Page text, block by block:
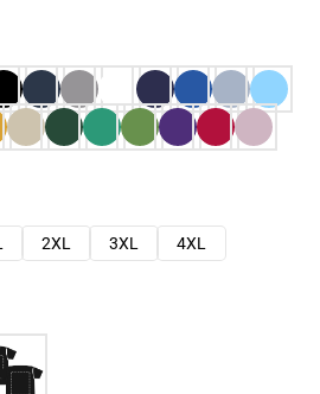
2XL 3XL
4XL